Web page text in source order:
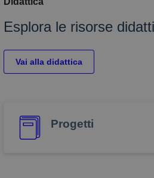
Esplora le risorse
Vai alla didattica
Progetti